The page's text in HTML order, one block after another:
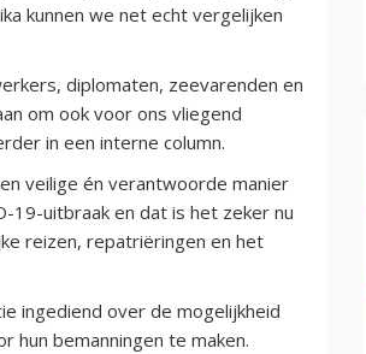
kunnen we net echt vergelijken
diplomaten, zeevarenden en
om ook voor ons vliegend
in een interne column.
veilige én verantwoorde manier
19-uitbraak en dat is het zeker nu
reizen, repatriëringen en het
ingediend over de mogelijkheid
bemanningen te maken.